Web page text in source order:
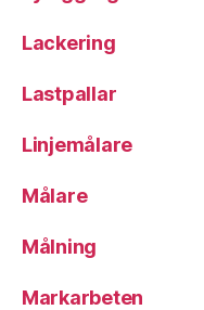
Lackering
Lastpallar
Linjemålare
Målare
Målning
Markarbeten